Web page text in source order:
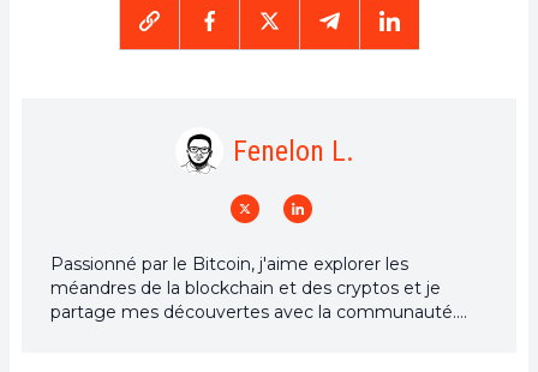
Fenelon L.
Passionné par le Bitcoin, j'aime explorer les
méandres de la blockchain et des cryptos et je
partage mes découvertes avec la communauté.